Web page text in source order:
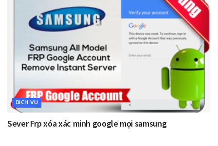
DỊCH VỤ
Sever Frp xóa xác minh google mọi samsung